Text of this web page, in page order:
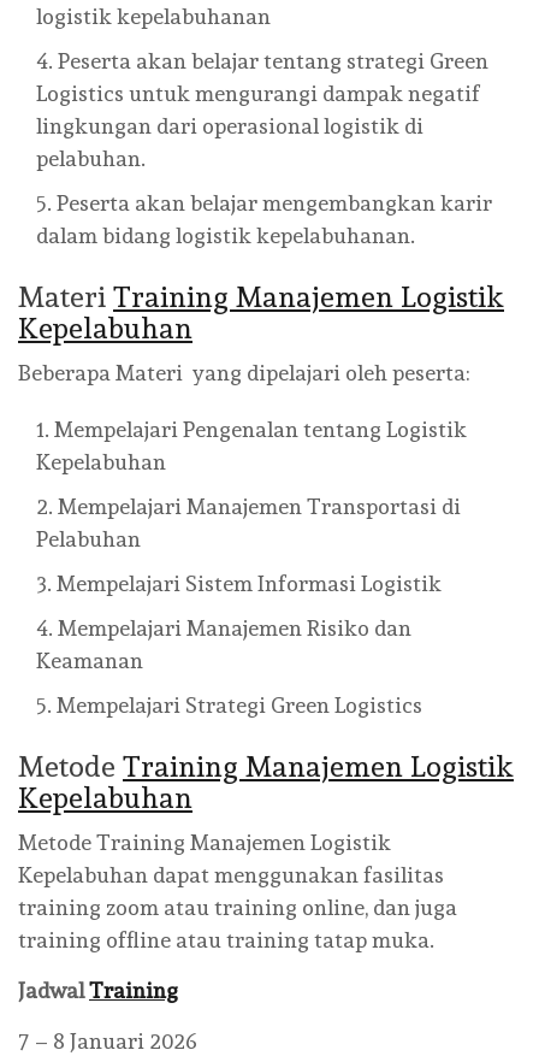
logistik kepelabuhanan
Peserta akan belajar tentang strategi Green
Logistics untuk mengurangi dampak negatif
lingkungan dari operasional logistik di
pelabuhan.
Peserta akan belajar mengembangkan karir
dalam bidang logistik kepelabuhanan.
Materi Training Manajemen Logistik
Kepelabuhan
Beberapa Materi yang dipelajari oleh peserta:
Mempelajari Pengenalan tentang Logistik
Kepelabuhan
Mempelajari Manajemen Transportasi di
Pelabuhan
Mempelajari Sistem Informasi Logistik
Mempelajari Manajemen Risiko dan
Keamanan
Mempelajari Strategi Green Logistics
Metode Training Manajemen Logistik
Kepelabuhan
Metode Training Manajemen Logistik
Kepelabuhan dapat menggunakan fasilitas
training zoom atau training online, dan juga
training offline atau training tatap muka.
JadwalTraining
7 – 8 Januari 2026